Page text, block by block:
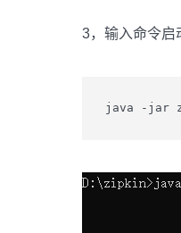
3，输入命令启
java -jar